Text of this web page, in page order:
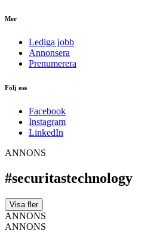
Mer
Lediga jobb
Annonsera
Prenumerera
Följ oss
Facebook
Instagram
LinkedIn
ANNONS
#securitastechnology
Visa fler
ANNONS
ANNONS